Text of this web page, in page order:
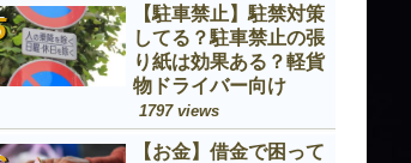
【駐車禁止】駐禁対策
してる？駐車禁止の張
り紙は効果ある？軽貨
物ドライバー向け
1797 views
【お金】借金で困って